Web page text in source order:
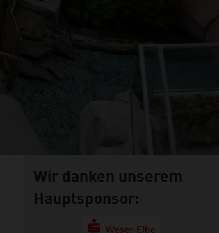
Wir danken unserem
Hauptsponsor: